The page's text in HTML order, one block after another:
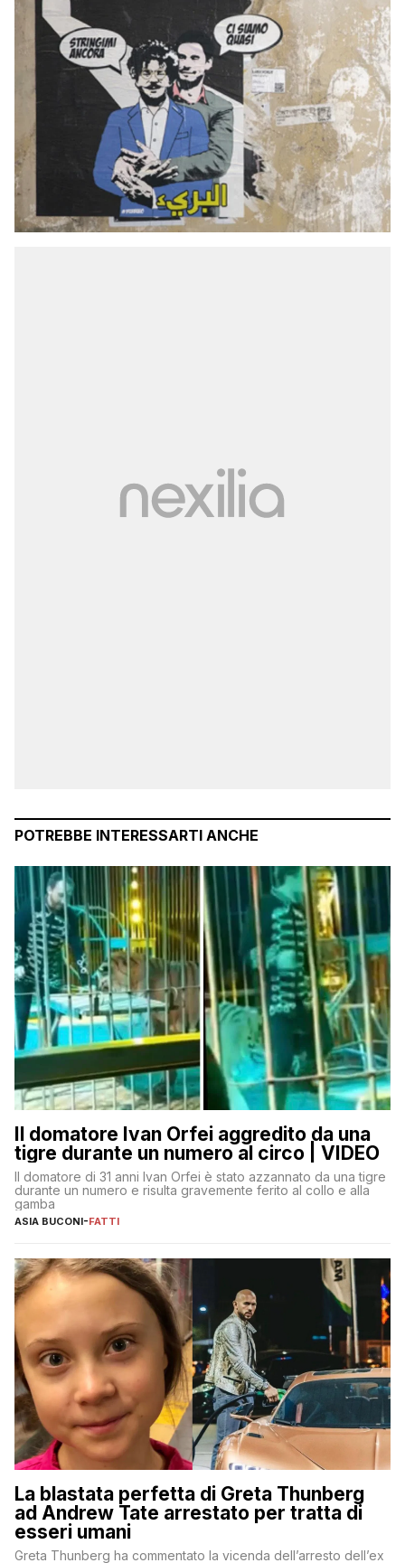
POTREBBE INTERESSARTI ANCHE
Il domatore Ivan Orfei aggredito da una
tigre durante un numero al circo | VIDEO
Il domatore di 31 anni Ivan Orfei è stato azzannato da una tigre
durante un numero e risulta gravemente ferito al collo e alla
gamba
ASIA BUCONI-FATTI
La blastata perfetta di Greta Thunberg
ad Andrew Tate arrestato per tratta di
esseri umani
Greta Thunberg ha commentato la vicenda dell’arresto dell’ex